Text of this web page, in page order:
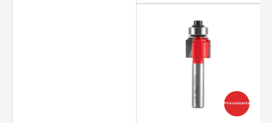
Prix coûtants